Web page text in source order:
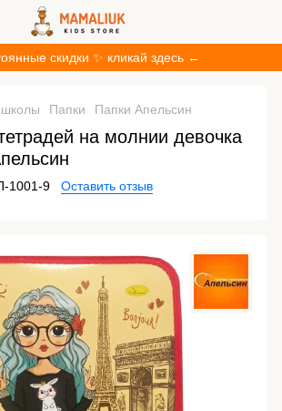
скидки ✨ кликай здесь ←
Папки Папки Апельсин
на молнии девочка
1001-9 Оставить отзыв